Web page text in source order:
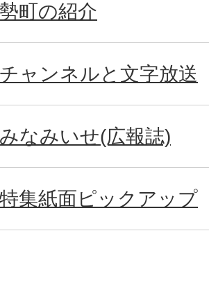
町の紹介
ャンネルと文字放送
なみいせ(広報誌)
集紙面ピックアップ